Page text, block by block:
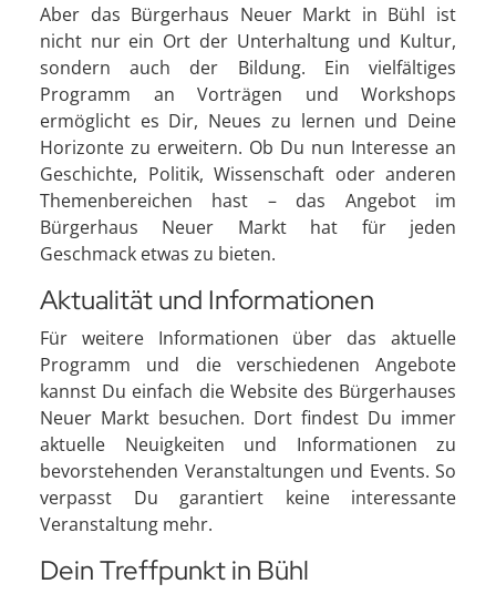
Aber das Bürgerhaus Neuer Markt in Bühl ist
nicht nur ein Ort der Unterhaltung und Kultur,
sondern auch der Bildung. Ein vielfältiges
Programm an Vorträgen und Workshops
ermöglicht es Dir, Neues zu lernen und Deine
Horizonte zu erweitern. Ob Du nun Interesse an
Geschichte, Politik, Wissenschaft oder anderen
Themenbereichen hast – das Angebot im
Bürgerhaus Neuer Markt hat für jeden
Geschmack etwas zu bieten.
Aktualität und Informationen
Für weitere Informationen über das aktuelle
Programm und die verschiedenen Angebote
kannst Du einfach die Website des Bürgerhauses
Neuer Markt besuchen. Dort findest Du immer
aktuelle Neuigkeiten und Informationen zu
bevorstehenden Veranstaltungen und Events. So
verpasst Du garantiert keine interessante
Veranstaltung mehr.
Dein Treffpunkt in Bühl